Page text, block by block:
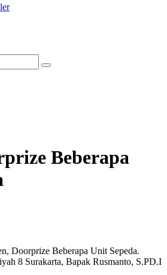
Beberapa
Doorprize Beberapa Unit Sepeda.
8 Surakarta, Bapak Rusmanto, S.PD.I